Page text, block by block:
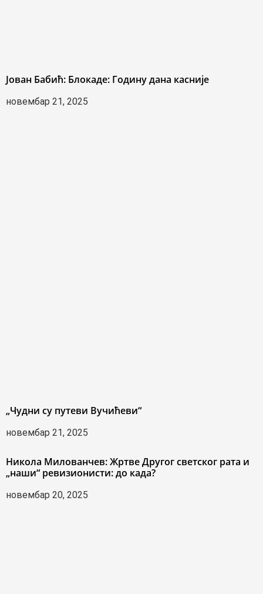
Јован Бабић: Блокаде: Годину дана касније
новембар 21, 2025
„Чудни су путеви Вучићеви“
новембар 21, 2025
Никола Милованчев: Жртве Другог светског рата и
„наши“ ревизионисти: до када?
новембар 20, 2025